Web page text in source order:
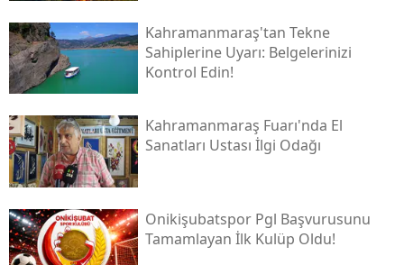
Kahramanmaraş'tan Tekne
Sahiplerine Uyarı: Belgelerinizi
Kontrol Edin!
Kahramanmaraş Fuarı'nda El
Sanatları Ustası İlgi Odağı
Onikişubatspor Pgl Başvurusunu
Tamamlayan İlk Kulüp Oldu!